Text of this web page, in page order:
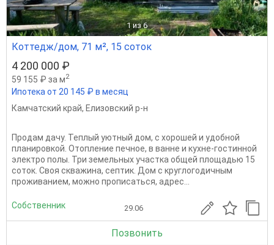
1 из 6
Коттедж/дом, 71 м², 15 соток
4 200 000 ₽
59 155 ₽ за м2
Ипотека от 20 145 ₽ в месяц
Камчатский край, Елизовский р-н
Продам дачу. Теплый уютный дом, с хорошей и удобной
планировкой. Отопление печное, в ванне и кухне-гостинной
электро полы. Три земельных участка общей площадью 15
соток. Своя скважина, септик. Дом с круглогодичным
проживанием, можно прописаться, адрес...
Собственник 29.06
Позвонить